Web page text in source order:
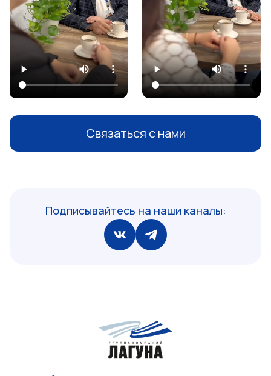
Связаться с нами
Подписывайтесь на наши каналы: